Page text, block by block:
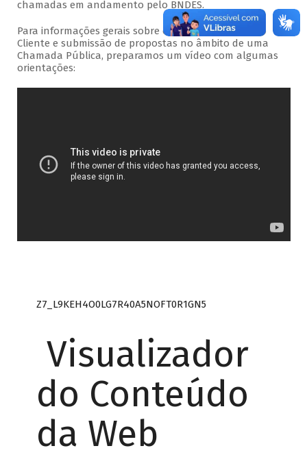
chamadas em andamento pelo BNDES.
Para informações gerais sobre o acesso ao Portal do
Cliente e submissão de propostas no âmbito de uma
Chamada Pública, preparamos um vídeo com algumas
orientações:
Z7_L9KEH4O0LG7R40A5NOFT0R1GN5
Visualizador
do Conteúdo
da Web